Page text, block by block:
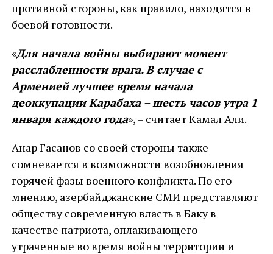
противной стороны, как правило, находятся в
боевой готовности.
«Для начала войны выбирают момент
расслабленности врага. В случае с
Арменией лучшее время начала
деоккупации Карабаха – шесть часов утра 1
января каждого года», – считает Камал Али.
Анар Гасанов со своей стороны также
сомневается в возможности возобновления
горячей фазы военного конфликта. По его
мнению, азербайджанские СМИ представляют
обществу современную власть в Баку в
качестве патриота, оплакивающего
утраченные во время войны территории и